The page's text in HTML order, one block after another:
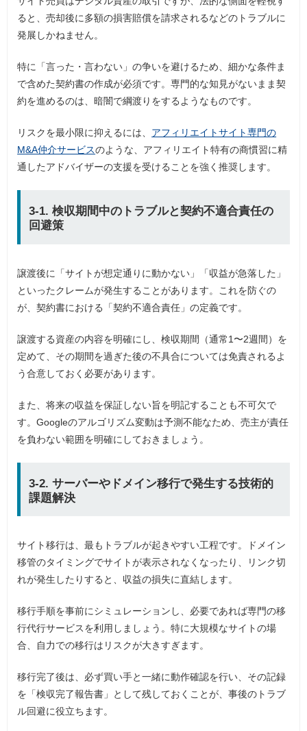
ると、売却後に多額の損害賠償を請求されるなどのトラブルに
発展しかねません。
特に「言った・言わない」の争いを避けるため、細かな条件ま
で含めた契約書の作成が必須です。専門的な知見がないまま契
約を進めるのは、暗闇で綱渡りをするようなものです。
リスクを最小限に抑えるには、 アフィリエイトサイト専門の
M&A仲介サービスのような、アフィリエイト特有の商慣習に精
通したアドバイザーの支援を受けることを強く推奨します。
3-1. 検収期間中のトラブルと契約不適合責任の
回避策
譲渡後に「サイトが想定通りに動かない」「収益が急落した」
といったクレームが発生することがあります。これを防ぐの
が、契約書における「契約不適合責任」の定義です。
譲渡する資産の内容を明確にし、検収期間（通常1〜2週間）を
定めて、その期間を過ぎた後の不具合については免責されるよ
う合意しておく必要があります。
また、将来の収益を保証しない旨を明記することも不可欠で
す。Googleのアルゴリズム変動は予測不能なため、売主が責任
を負わない範囲を明確にしておきましょう。
3-2. サーバーやドメイン移行で発生する技術的
課題解決
サイト移行は、最もトラブルが起きやすい工程です。ドメイン
移管のタイミングでサイトが表示されなくなったり、リンク切
れが発生したりすると、収益の損失に直結します。
移行手順を事前にシミュレーションし、必要であれば専門の移
行代行サービスを利用しましょう。特に大規模なサイトの場
合、自力での移行はリスクが大きすぎます。
移行完了後は、必ず買い手と一緒に動作確認を行い、その記録
を「検収完了報告書」として残しておくことが、事後のトラブ
ル回避に役立ちます。